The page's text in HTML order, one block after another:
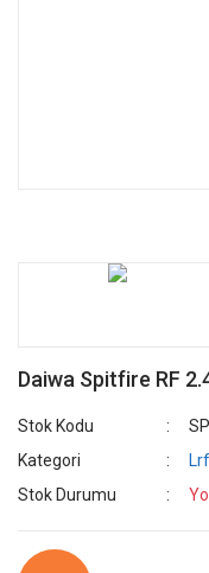
Daiwa Spitfire RF
Stok Kodu
Kategori
Stok Durumu